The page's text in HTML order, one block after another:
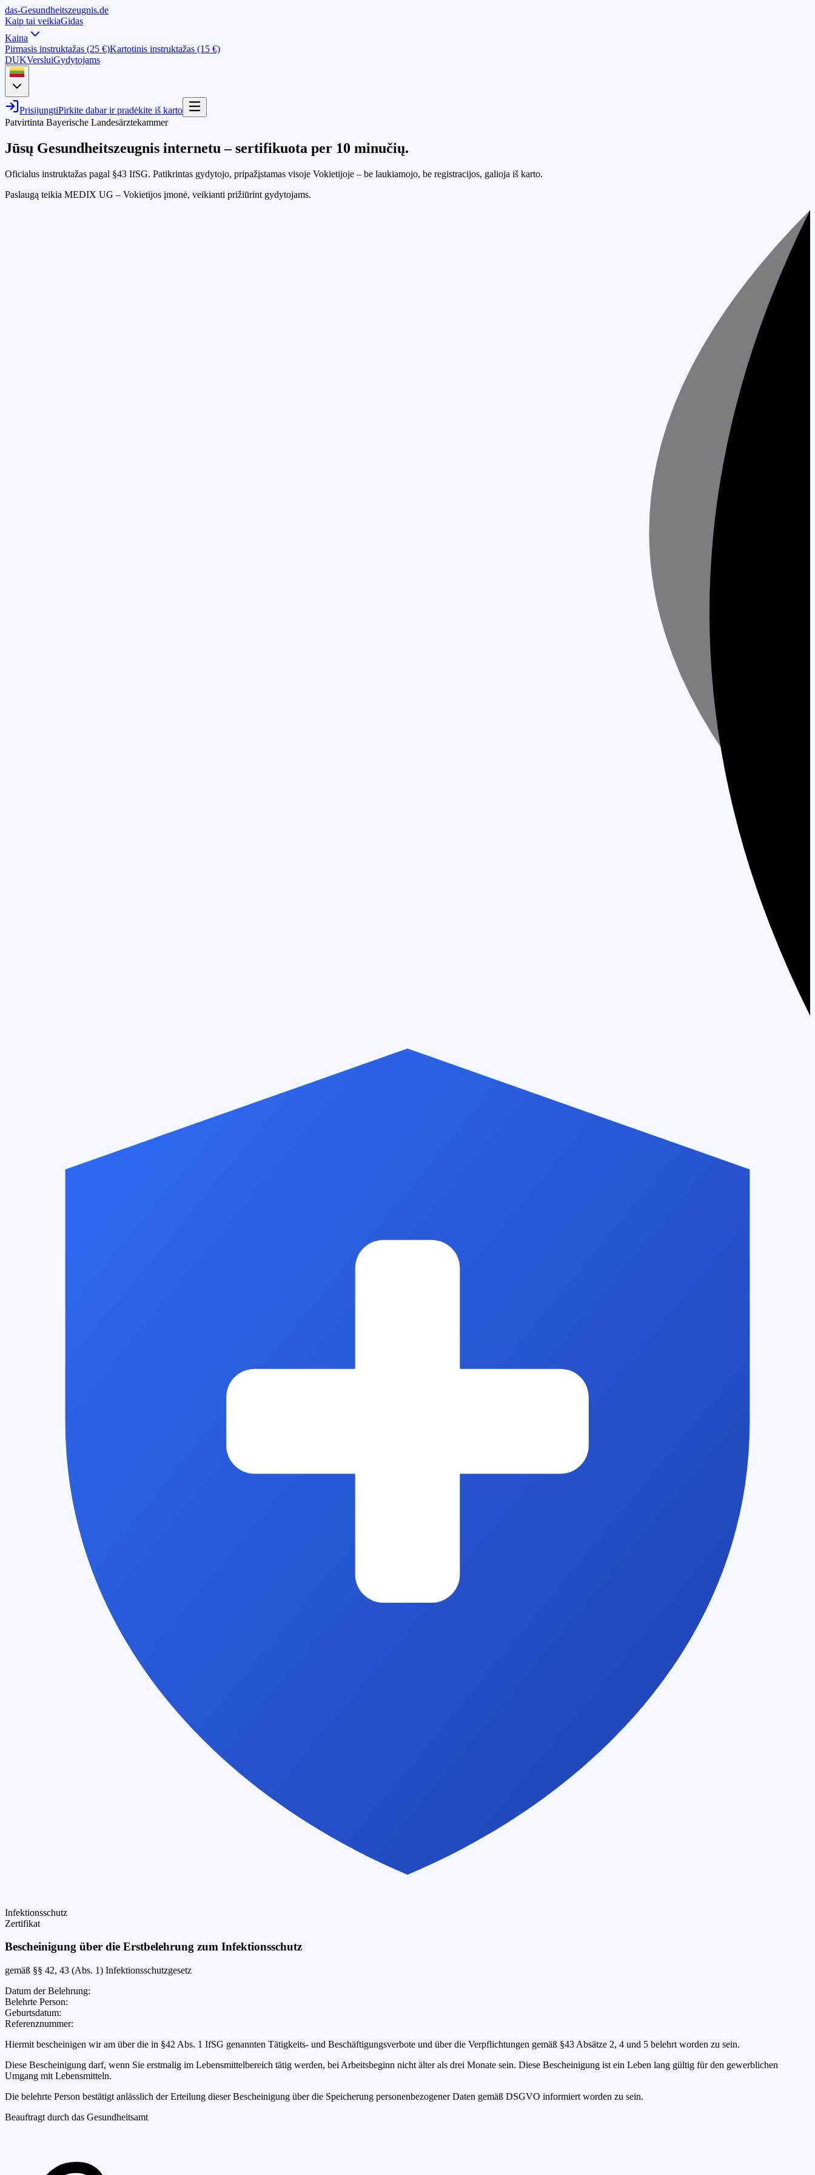
das-Gesundheitszeugnis.de
Kaip tai veikiaGidas
Kaina
Pirmasis instruktažas (25 €)Kartotinis instruktažas (15 €)
DUKVersluiGydytojams
PrisijungtiPirkite dabar ir pradėkite iš karto
Patvirtinta Bayerische Landesärztekammer
Jūsų Gesundheitszeugnis internetu – sertifikuota per 10 minučių.
Oficialus instruktažas pagal §43 IfSG. Patikrintas gydytojo, pripažįstamas visoje Vokietijoje – be laukiamojo, be registracijos, galioja iš karto.
Paslaugą teikia MEDIX UG – Vokietijos įmonė, veikianti prižiūrint gydytojams.
Infektionsschutz
Zertifikat
Bescheinigung über die Erstbelehrung zum Infektionsschutz
gemäß §§ 42, 43 (Abs. 1) Infektionsschutzgesetz
Datum der Belehrung:
Belehrte Person:
Geburtsdatum:
Referenznummer:
Hiermit bescheinigen wiram über die in §42 Abs. 1 IfSG genannten Tätigkeits- und Beschäftigungsverbote und über die Verpflichtungen gemäß §43 Absätze 2, 4 und 5 belehrt worden zu sein.
Diese Bescheinigung darf, wenn Sie erstmalig im Lebensmittelbereich tätig werden, bei Arbeitsbeginn nicht älter als drei Monate sein. Diese Bescheinigung ist ein Leben lang gültig für den gewerblichen
Umgang mit Lebensmitteln.
Die belehrte Person bestätigt anlässlich der Erteilung dieser Bescheinigung über die Speicherung personenbezogener Daten gemäß DSGVO informiert worden zu sein.
Beauftragt durch das Gesundheitsamt